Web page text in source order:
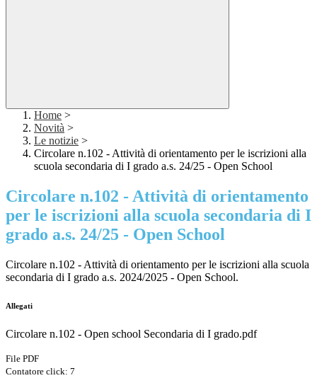
Home >
Novità >
Le notizie >
Circolare n.102 - Attività di orientamento per le iscrizioni alla
scuola secondaria di I grado a.s. 24/25 - Open School
Circolare n.102 - Attività di orientamento
per le iscrizioni alla scuola secondaria di I
grado a.s. 24/25 - Open School
Circolare n.102 - Attività di orientamento per le iscrizioni alla scuola
secondaria di I grado a.s. 2024/2025 - Open School.
Allegati
Circolare n.102 - Open school Secondaria di I grado.pdf
File PDF
Contatore click: 7